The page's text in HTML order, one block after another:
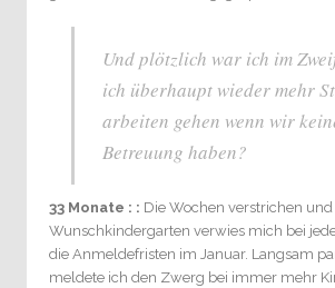
Und plötzlich war ich im
ich überhaupt wieder mehr
arbeiten gehen wenn wir
Betreuung haben?
33 Monate : : Die Wochen verstrichen
Wunschkindergarten verwies mich bei
die Anmeldefristen im Januar. Langsam
meldete ich den Zwerg bei immer mehr